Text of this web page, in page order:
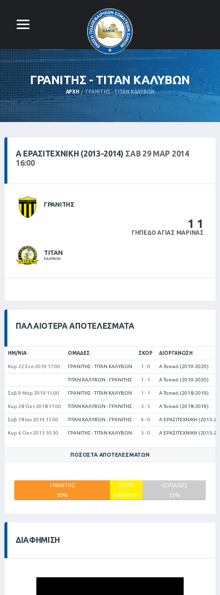
ΓΡΑΝΙΤΗΣ - ΤΙΤΑΝ ΚΑΛΥΒΩΝ
ΑΡΧΉ ΓΡΑΝΙΤΗΣ - ΤΙΤΑΝ ΚΑΛΥΒΩΝ
Α ΕΡΑΣΙΤΕΧΝΙΚΗ (2013-2014) ΣΑΒ 29 ΜΑΡ 2014
16:00
ΓΡΑΝΙΤΗΣ
1 1
ΓΉΠΕΔΟ ΑΓΊΑΣ ΜΑΡΊΝΑΣ
ΤΙΤΑΝ
ΚΑΛΥΒΩΝ
ΠΑΛΑΙΌΤΕΡΑ ΑΠΟΤΕΛΈΣΜΑΤΑ
ΗΜ/ΝΊΑ ΟΜΆΔΕΣ ΣΚΟΡ ΔΙΟΡΓΆΝΩΣΗ
Κυρ 22 Σεπ 2019 17:00 ΓΡΑΝΙΤΗΣ - ΤΙΤΑΝ ΚΑΛΥΒΩΝ 1 - 0 Α Τοπικό (2019-2020)
ΤΙΤΑΝ ΚΑΛΥΒΩΝ - ΓΡΑΝΙΤΗΣ 1 - 1 Α Τοπικό (2019-2020)
Σαβ 9 Μαρ 2019 15:00 ΓΡΑΝΙΤΗΣ - ΤΙΤΑΝ ΚΑΛΥΒΩΝ 1 - 1 Α Τοπικό (2018-2019)
Κυρ 28 Οκτ 2018 11:00 ΤΙΤΑΝ ΚΑΛΥΒΩΝ - ΓΡΑΝΙΤΗΣ 3 - 5 Α Τοπικό (2018-2019)
Σαβ 18 Ιαν 2014 15:00 ΤΙΤΑΝ ΚΑΛΥΒΩΝ - ΓΡΑΝΙΤΗΣ 4 - 0 Α ΕΡΑΣΙΤΕΧΝΙΚΗ (2013-
Κυρ 6 Οκτ 2013 10:30 ΓΡΑΝΙΤΗΣ - ΤΙΤΑΝ ΚΑΛΥΒΩΝ 3 - 0 Α ΕΡΑΣΙΤΕΧΝΙΚΗ (2013-
ΠΟΣΟΣΤΆ ΑΠΟΤΕΛΕΣΜΆΤΩΝ
ΓΡΑΝΙΤΗΣ
50%
ΤΙΤΑΝ
ΚΑΛΥΒΩΝ
ΙΣΟΠΑΛΙΕΣ
33%
ΔΙΑΦΉΜΙΣΗ